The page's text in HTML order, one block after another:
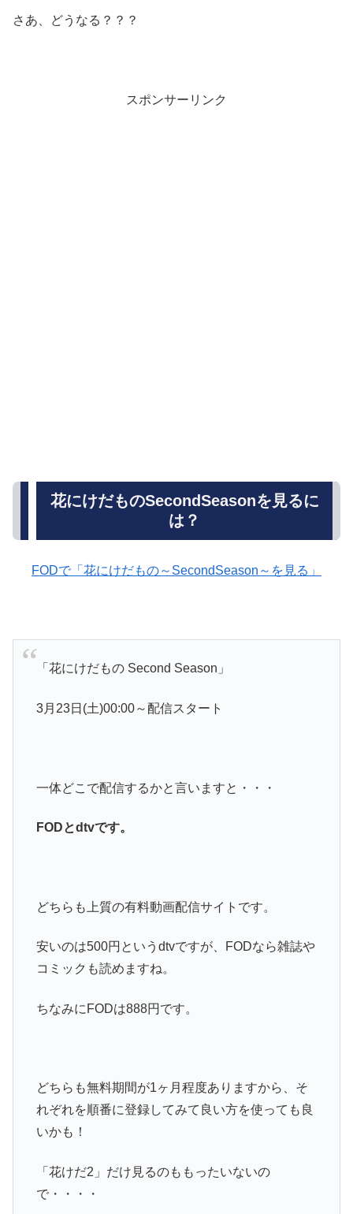
さあ、どうなる？？？
スポンサーリンク
花にけだものSecondSeasonを見るに
は？
FODで「花にけだもの～SecondSeason～を見る」
「花にけだもの Second Season」
3月23日(土)00:00～配信スタート
一体どこで配信するかと言いますと・・・
FODとdtvです。
どちらも上質の有料動画配信サイトです。
安いのは500円というdtvですが、FODなら雑誌や
コミックも読めますね。
ちなみにFODは888円です。
どちらも無料期間が1ヶ月程度ありますから、そ
れぞれを順番に登録してみて良い方を使っても良
いかも！
「花けだ2」だけ見るのももったいないの
で・・・・